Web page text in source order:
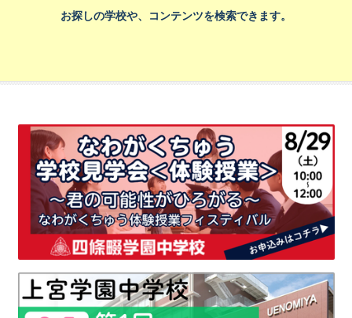
お探しの学校や、コンテンツを検索できます。